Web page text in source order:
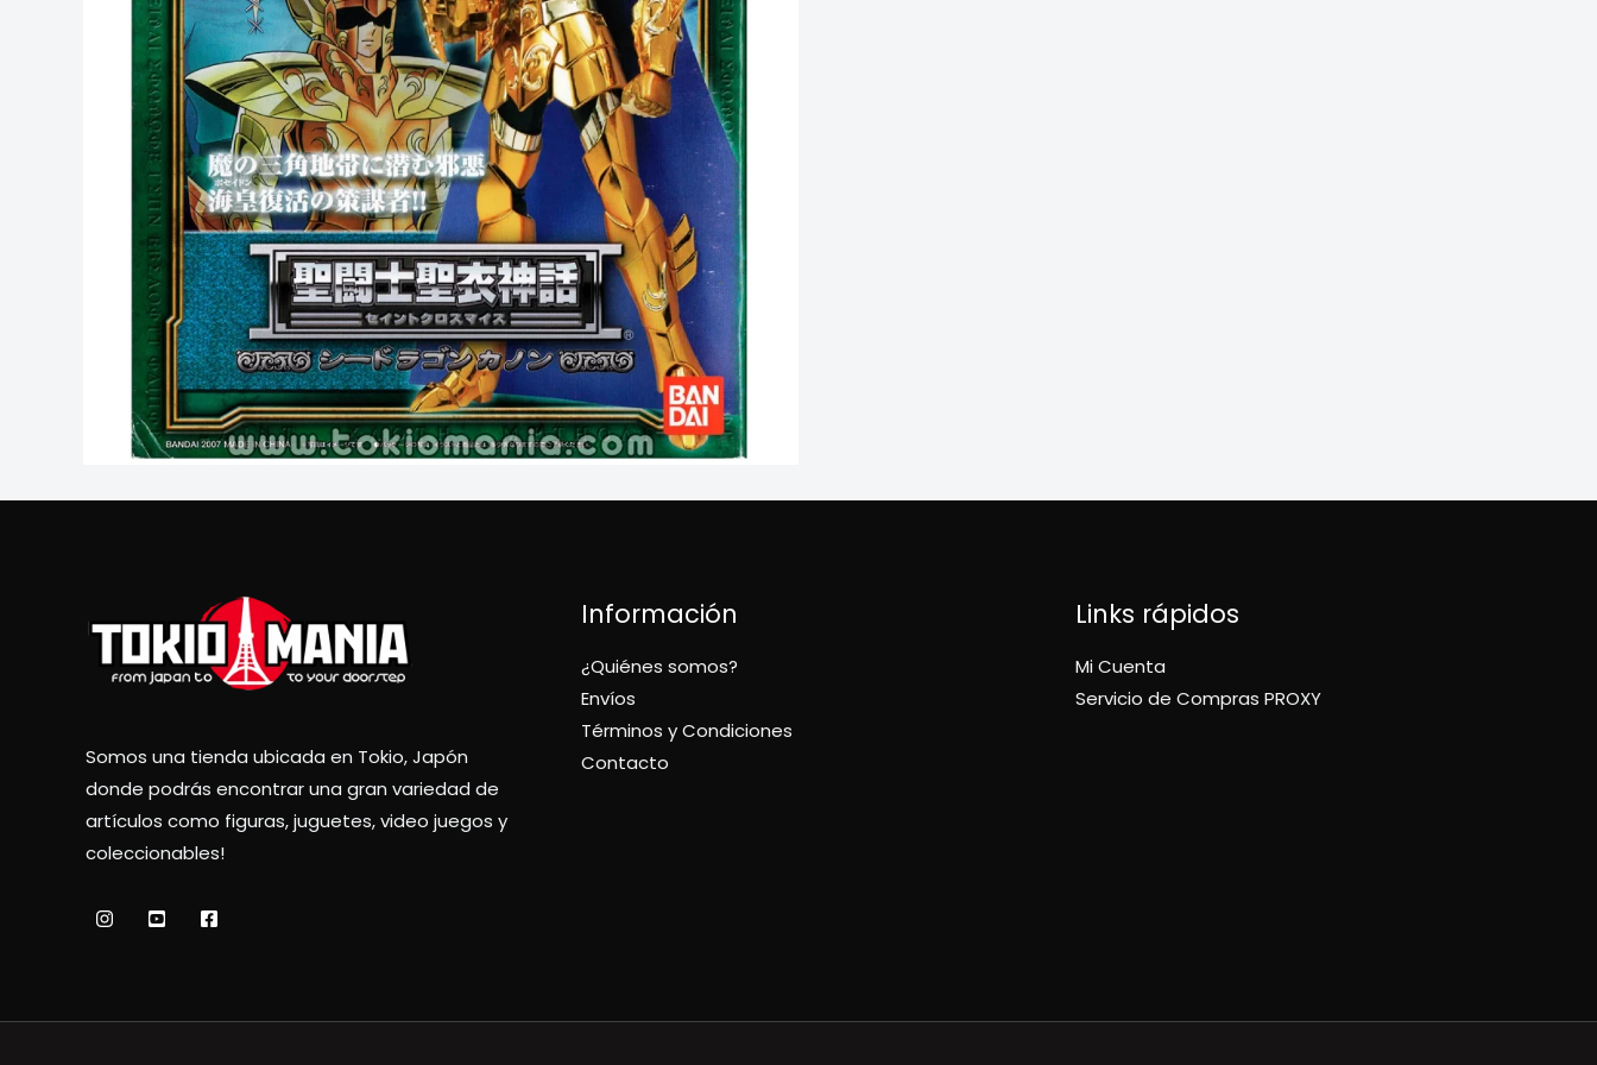
Somos una tienda ubicada en Tokio, Japón
donde podrás encontrar una gran variedad de
artículos como figuras, juguetes, video juegos y
coleccionables!
Información
¿Quiénes somos?
Envíos
Términos y Condiciones
Contacto
Links rápidos
Mi Cuenta
Servicio de Compras PROXY